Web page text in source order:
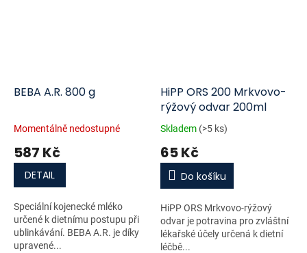
BEBA A.R. 800 g
Momentálně nedostupné
587 Kč
DETAIL
Speciální kojenecké mléko
určené k dietnímu postupu při
ublinkávání. BEBA A.R. je díky
upravené...
HiPP ORS 200 Mrkvovo-
rýžový odvar 200ml
Skladem (>5 ks)
65 Kč
Do košíku
HiPP ORS Mrkvovo-rýžový
odvar je potravina pro zvláštní
lékařské účely určená k dietní
léčbě...